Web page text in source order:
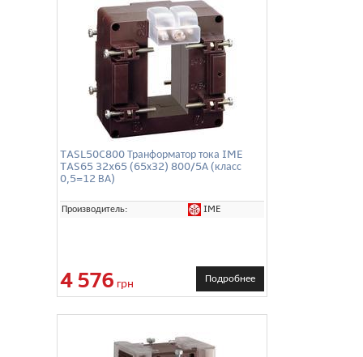
TASL50C800 Транформатор тока IME
TAS65 32x65 (65х32) 800/5А (класс
0,5=12 ВА)
Производитель: IME
4 576 грн Подробнее